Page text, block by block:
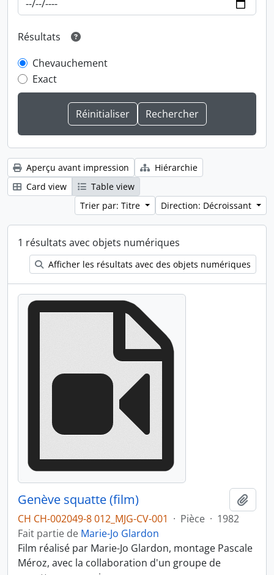
Résultats
Chevauchement
Exact
Aperçu avant impression
Hiérarchie
Card view
Table view
Trier par: Titre
Direction: Décroissant
1 résultats avec objets numériques
Afficher les résultats avec des objets numériques
Genève squatte (film)
CH CH-002049-8 012_MJG-CV-001 · Pièce · 1982
Fait partie de Marie-Jo Glardon
Film réalisé par Marie-Jo Glardon, montage Pascale
Méroz, avec la collaboration d'un groupe de